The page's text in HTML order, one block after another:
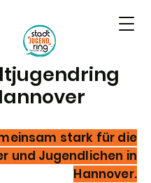
stark für die
und Jugendlichen in
Hannover.